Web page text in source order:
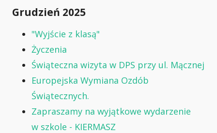
Grudzień 2025
"Wyjście z klasą"
Życzenia
Świąteczna wizyta w DPS przy ul. Mącznej
Europejska Wymiana Ozdób
Świątecznych.
Zapraszamy na wyjątkowe wydarzenie
w szkole - KIERMASZ